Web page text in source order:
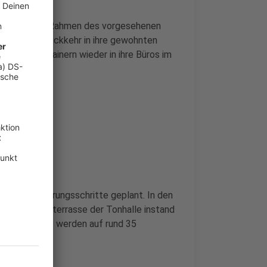
im Rahmen des vorgesehenen
eine Rückkehr in ihre gewohnten
Containern wieder in ihre Büros im
Sanierungsschritte geplant. In den
die Dachterrasse der Tonhalle instand
werden auf rund 35